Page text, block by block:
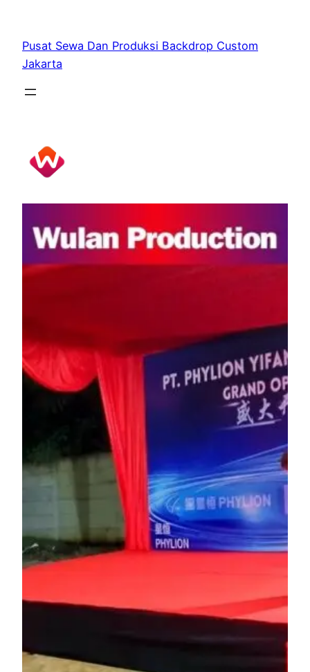
content
Pusat Sewa Dan Produksi Backdrop Custom
Jakarta